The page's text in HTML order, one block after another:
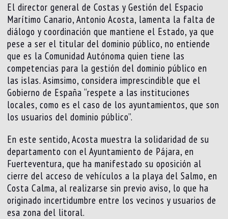
El director general de Costas y Gestión del Espacio
Marítimo Canario, Antonio Acosta, lamenta la falta de
diálogo y coordinación que mantiene el Estado, ya que
pese a ser el titular del dominio público, no entiende
que es la Comunidad Autónoma quien tiene las
competencias para la gestión del dominio público en
las islas. Asimsimo, considera imprescindible que el
Gobierno de España “respete a las instituciones
locales, como es el caso de los ayuntamientos, que son
los usuarios del dominio público”.
En este sentido, Acosta muestra la solidaridad de su
departamento con el Ayuntamiento de Pájara, en
Fuerteventura, que ha manifestado su oposición al
cierre del acceso de vehículos a la playa del Salmo, en
Costa Calma, al realizarse sin previo aviso, lo que ha
originado incertidumbre entre los vecinos y usuarios de
esa zona del litoral.